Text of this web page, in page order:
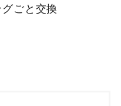
ごと交換